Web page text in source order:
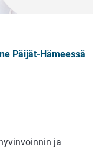
Päijät-Hämeessä
ja